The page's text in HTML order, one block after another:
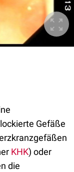
Gefäße
KHK) oder
die